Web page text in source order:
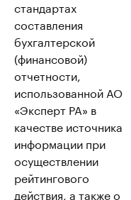
стандартах
составления
бухгалтерской
(финансовой)
отчетности,
использованной АО
«Эксперт РА» в
качестве источника
информации при
осуществлении
рейтингового
действия, а также о